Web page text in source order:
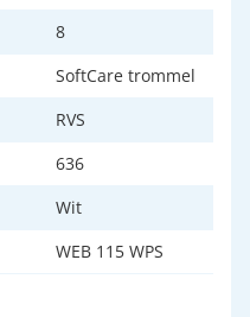
8
SoftCare trommel
RVS
636
Wit
WEB 115 WPS